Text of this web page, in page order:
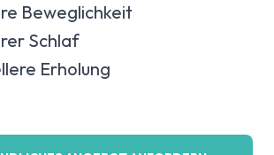
Beweglichkeit
Schlaf
Erholung